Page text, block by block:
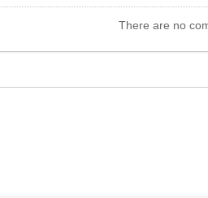
There are no